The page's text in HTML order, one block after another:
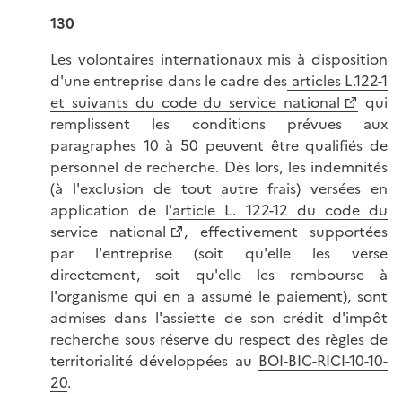
130
Les volontaires internationaux mis à disposition
d'une entreprise dans le cadre des articles L.122-1
et suivants du code du service national
qui
remplissent les conditions prévues aux
paragraphes 10 à 50 peuvent être qualifiés de
personnel de recherche. Dès lors, les indemnités
(à l'exclusion de tout autre frais) versées en
application de l'article L. 122-12 du code du
service national
, effectivement supportées
par l'entreprise (soit qu'elle les verse
directement, soit qu'elle les rembourse à
l'organisme qui en a assumé le paiement), sont
admises dans l'assiette de son crédit d'impôt
recherche sous réserve du respect des règles de
territorialité développées au BOI-BIC-RICI-10-10-
20.